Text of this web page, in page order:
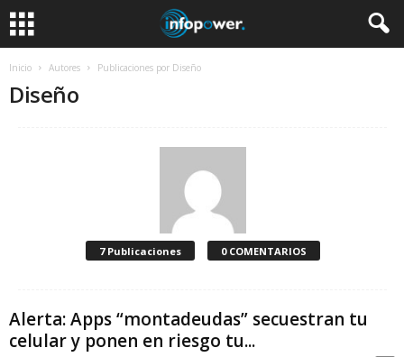
Inicio Autores Publicaciones por Diseño
Diseño
7 Publicaciones 0 COMENTARIOS
Alerta: Apps “montadeudas” secuestran tu
celular y ponen en riesgo tu...